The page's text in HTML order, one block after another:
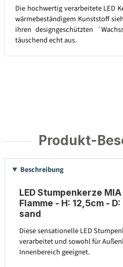
Die hochwertig verarbeitete LED
wärmebeständigem Kunststoff
ihren designgeschützten
täuschend echt aus.
Produkt-
Beschreibung
LED Stumpenkerze
Flamme - H: 12,5cm -
sand
Diese sensationelle LED
verarbeitet und sowohl für
Innenbereich geeignet.